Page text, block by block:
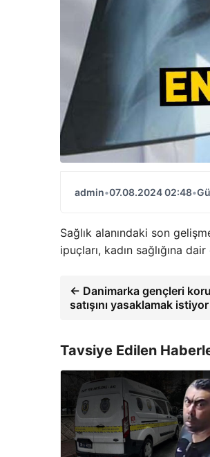
admin•07.08.2024 02:48•
Sağlık alanındaki son
ipuçları, kadın sağlığına
← Danimarka gençleri
satışını yasaklamak istiyor
Tavsiye Edilen